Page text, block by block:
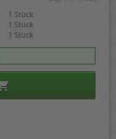
1 Stück
1 Stück
1 Stück